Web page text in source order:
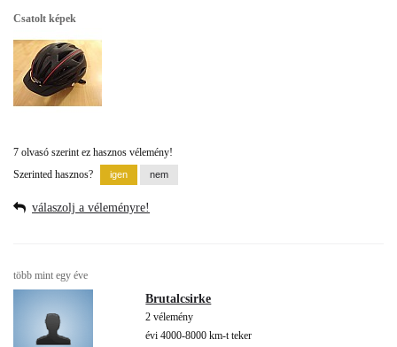
Csatolt képek
7 olvasó szerint ez hasznos vélemény!
Szerinted hasznos?
válaszolj a véleményre!
több mint egy éve
Brutalcsirke
2 vélemény
évi 4000-8000 km-t teker